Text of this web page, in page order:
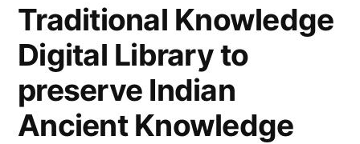
Traditional Knowledge
Digital Library to
preserve Indian
Ancient Knowledge